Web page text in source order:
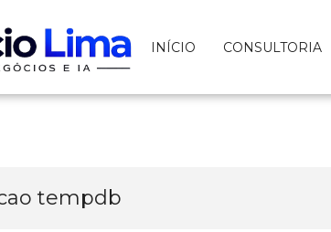
INÍCIO CONSULTORIA
tempdb